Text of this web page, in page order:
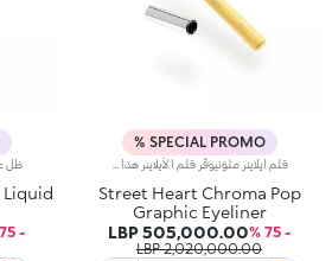
SPECIAL PROMO %
Street Heart Chroma Pop
Graphic Eyeliner
- 75 %
505,000.00 LBP
2,020,000.00 LBP
Liquid
- 75 %